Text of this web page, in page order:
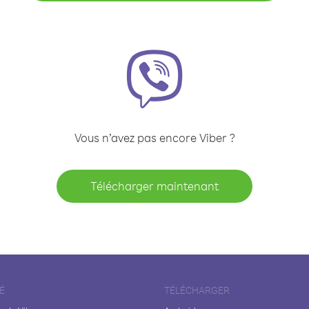
Vous n’avez pas encore Viber ?
Télécharger maintenant
TÉLÉCHARGER